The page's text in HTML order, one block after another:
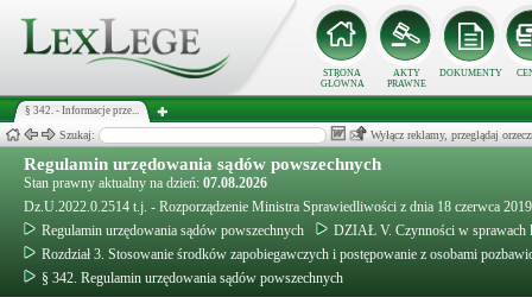
STRONA
GŁÓWNA
AKTY
PRAWNE
DOKUMENTY
§ 342. - Informacje prze...
Szukaj: Wyłącz reklamy, przeglądaj
Regulamin urzędowania sądów powszechnych
Stan prawny aktualny na dzień: 07.08.2026
Dz.U.2022.0.2514 t.j. - Rozporządzenie Ministra Sprawiedliwości z dnia 18 czerwca
Regulamin urzędowania sądów powszechnych
DZIAŁ V. Czynności w sprawach
Rozdział 3. Stosowanie środków zapobiegawczych i postępowanie z osobami
§ 342. Regulamin urzędowania sądów powszechnych